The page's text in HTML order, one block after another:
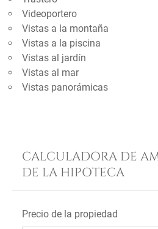
Videoportero
Vistas a la montaña
Vistas a la piscina
Vistas al jardín
Vistas al mar
Vistas panorámicas
CALCULADORA DE
DE LA HIPOTECA
Precio de la propiedad